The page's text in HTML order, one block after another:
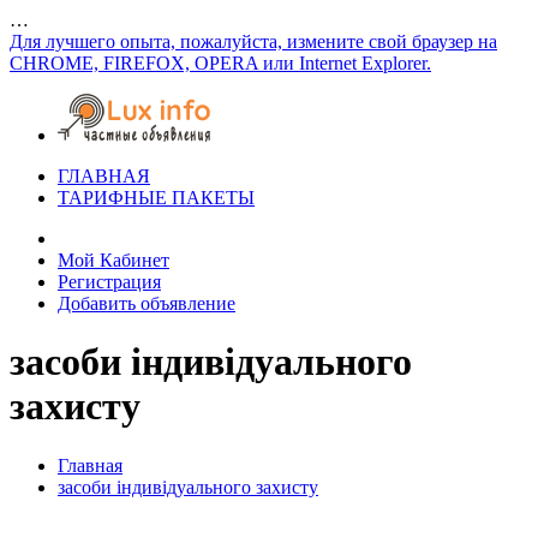
…
Для лучшего опыта, пожалуйста, измените свой браузер на
CHROME, FIREFOX, OPERA или Internet Explorer.
ГЛАВНАЯ
ТАРИФНЫЕ ПАКЕТЫ
Мой Кабинет
Регистрация
Добавить объявление
засоби індивідуального
захисту
Главная
засоби індивідуального захисту